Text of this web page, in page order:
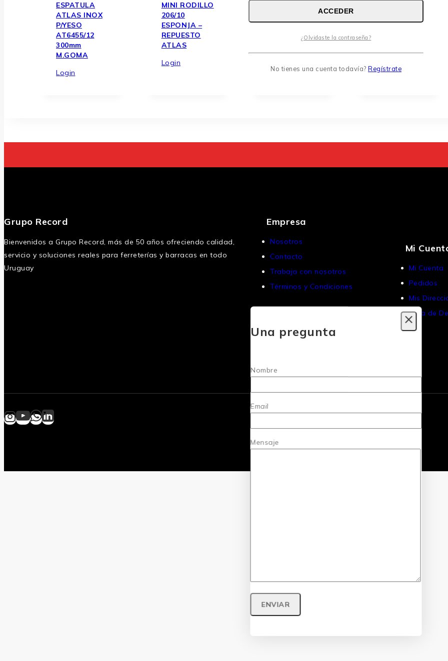
ESPATULA
ATLAS INOX
P/YESO
AT6455/12
300mm
M.GOMA
Login
MINI RODILLO
206/10
ESPONJA –
REPUESTO
ATLAS
Login
ATLAS AT169
27×14 Goma
Login
AT2400
Login
Grupo Record
Bienvenidos a Grupo Record, más de 50 años ofreciendo calidad,
servicio y soluciones reales para ferreterías y barracas en todo
Uruguay
Empresa
Nosotros
Contacto
Trabaja con nosotros
Términos y Condiciones
Mi
Mi Cuenta
Pedidos
Mis
Lista de
Una pregunta
Nombre
Email
Mensaje
ACCEDER
¿Olvidaste la contraseña?
No tienes una cuenta todavía? Regístrate